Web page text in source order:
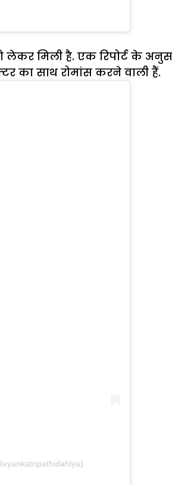
लेकर मिली है. एक रिपोर्ट के
का साथ रोमांस करने वाली हैं.